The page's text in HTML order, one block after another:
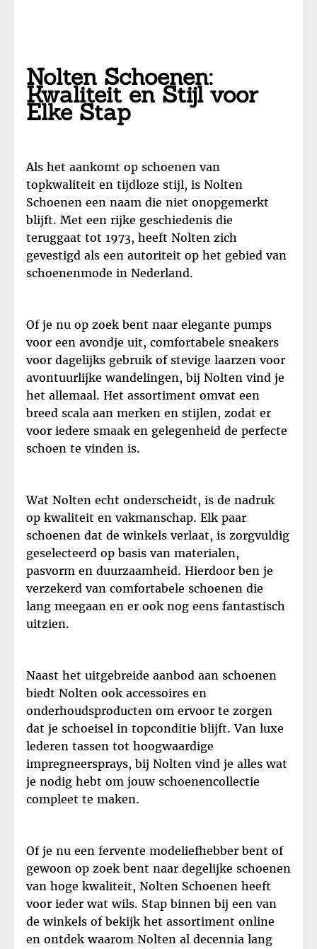
Nolten Schoenen:
Kwaliteit en Stijl voor
Elke Stap
Als het aankomt op schoenen van
topkwaliteit en tijdloze stijl, is Nolten
Schoenen een naam die niet onopgemerkt
blijft. Met een rijke geschiedenis die
teruggaat tot 1973, heeft Nolten zich
gevestigd als een autoriteit op het gebied van
schoenenmode in Nederland.
Of je nu op zoek bent naar elegante pumps
voor een avondje uit, comfortabele sneakers
voor dagelijks gebruik of stevige laarzen voor
avontuurlijke wandelingen, bij Nolten vind je
het allemaal. Het assortiment omvat een
breed scala aan merken en stijlen, zodat er
voor iedere smaak en gelegenheid de perfecte
schoen te vinden is.
Wat Nolten echt onderscheidt, is de nadruk
op kwaliteit en vakmanschap. Elk paar
schoenen dat de winkels verlaat, is zorgvuldig
geselecteerd op basis van materialen,
pasvorm en duurzaamheid. Hierdoor ben je
verzekerd van comfortabele schoenen die
lang meegaan en er ook nog eens fantastisch
uitzien.
Naast het uitgebreide aanbod aan schoenen
biedt Nolten ook accessoires en
onderhoudsproducten om ervoor te zorgen
dat je schoeisel in topconditie blijft. Van luxe
lederen tassen tot hoogwaardige
impregneersprays, bij Nolten vind je alles wat
je nodig hebt om jouw schoenencollectie
compleet te maken.
Of je nu een fervente modeliefhebber bent of
gewoon op zoek bent naar degelijke schoenen
van hoge kwaliteit, Nolten Schoenen heeft
voor ieder wat wils. Stap binnen bij een van
de winkels of bekijk het assortiment online
en ontdek waarom Nolten al decennia lang